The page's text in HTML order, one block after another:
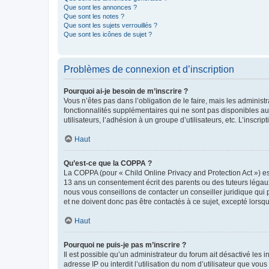
Que sont les annonces ?
Que sont les notes ?
Que sont les sujets verrouillés ?
Que sont les icônes de sujet ?
Problèmes de connexion et d’inscription
Pourquoi ai-je besoin de m’inscrire ?
Vous n’êtes pas dans l’obligation de le faire, mais les
fonctionnalités supplémentaires qui ne sont pas disponibles
utilisateurs, l’adhésion à un groupe d’utilisateurs, etc.
Haut
Qu’est-ce que la COPPA ?
La COPPA (pour « Child Online Privacy and Protection Act »)
13 ans un consentement écrit des parents ou des tuteurs
nous vous conseillons de contacter un conseiller juridique qui
et ne doivent donc pas être contactés à ce sujet, excepté
Haut
Pourquoi ne puis-je pas m’inscrire ?
Il est possible qu’un administrateur du forum ait désactivé les
adresse IP ou interdit l’utilisation du nom d’utilisateur que